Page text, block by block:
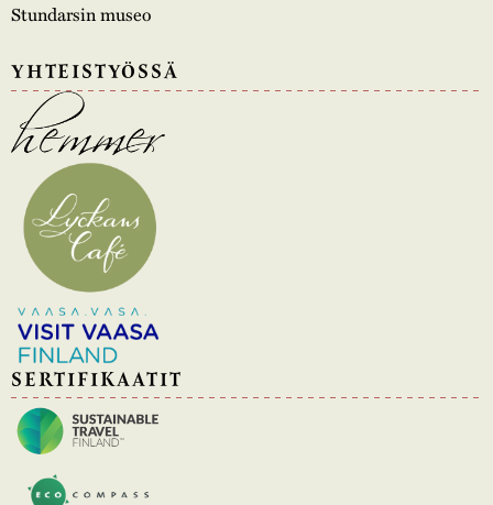
Stundarsin museo
YHTEISTYÖSSÄ
SERTIFIKAATIT